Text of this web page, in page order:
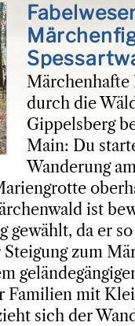
Märchenhafte
durch die
Gippelsberg
Main: Du
Wanderung
ist
gewählt, da er
zum
Familien mit
sich der